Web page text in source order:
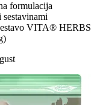
formulacija
VITA® HERBS